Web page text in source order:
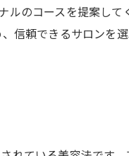
のコースを提案し
信頼できるサロンを